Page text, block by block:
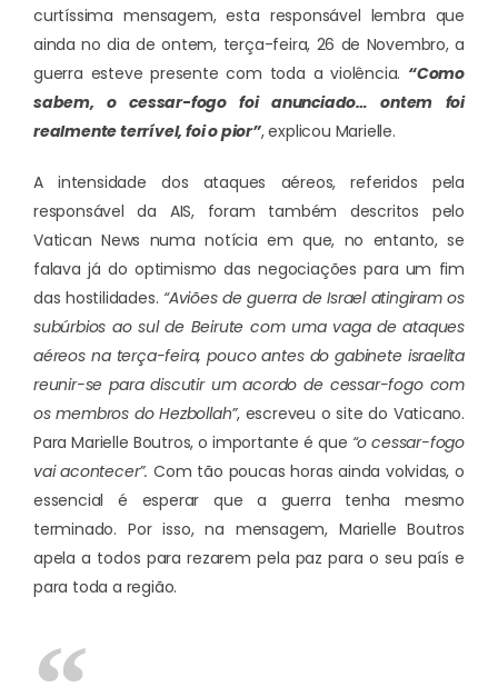
curtíssimamensagem, esta responsável lembra que
ainda no dia de ontem, terça-feira, 26 de Novembro, a
guerra esteve presente com toda a violência. “Como
sabem, o cessar-fogo foi anunciado… ontem foi
realmente terrível, foi o pior”, explicou Marielle.
A intensidade dos ataques aéreos, referidos pela
responsável da AIS, foram também descritos pelo
Vatican News numa notícia em que, no entanto, se
falava já do optimismo das negociações para um fim
das hostilidades. “Aviões de guerra de Israel atingiram os
subúrbios ao sul de Beirute com uma vaga de ataques
aéreos na terça-feira, pouco antes do gabinete israelita
reunir-se para discutir um acordo de cessar-fogo com
os membros do Hezbollah”, escreveu o site do Vaticano.
Para Marielle Boutros, o importante é que “o cessar-fogo
vai acontecer”. Com tão poucas horas ainda volvidas, o
essencial é esperar que a guerra tenha mesmo
terminado. Por isso, na mensagem, Marielle Boutros
apela a todos para rezarem pela paz para o seu país e
para toda a região.